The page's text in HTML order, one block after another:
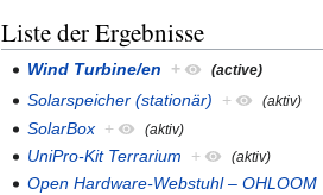
Liste der Ergebnisse
Wind Turbine/en + (active)
Solarspeicher (stationär) + (aktiv)
SolarBox + (aktiv)
UniPro-Kit Terrarium + (aktiv)
Open Hardware-Webstuhl – OHLOOM